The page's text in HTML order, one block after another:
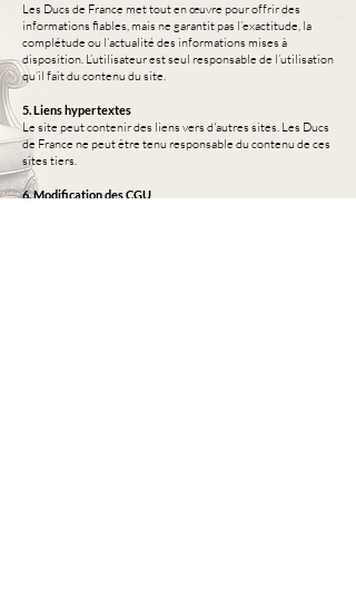
Les Ducs de France met tout en œuvre pour offrir des
informations fiables, mais ne garantit pas l’exactitude, la
complétude ou l’actualité des informations mises à
disposition. L’utilisateur est seul responsable de l’utilisation
qu’il fait du contenu du site.
5. Liens hypertextes
Le site peut contenir des liens vers d'autres sites. Les Ducs
de France ne peut être tenu responsable du contenu de ces
sites tiers.
6. Modification des CGU